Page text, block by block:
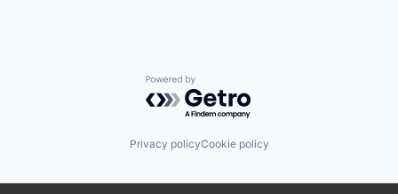
Powered by Getro.com
Privacy policyCookie policy